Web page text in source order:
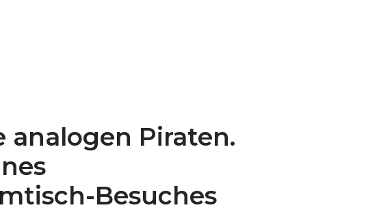
analogen Piraten.
Besuches